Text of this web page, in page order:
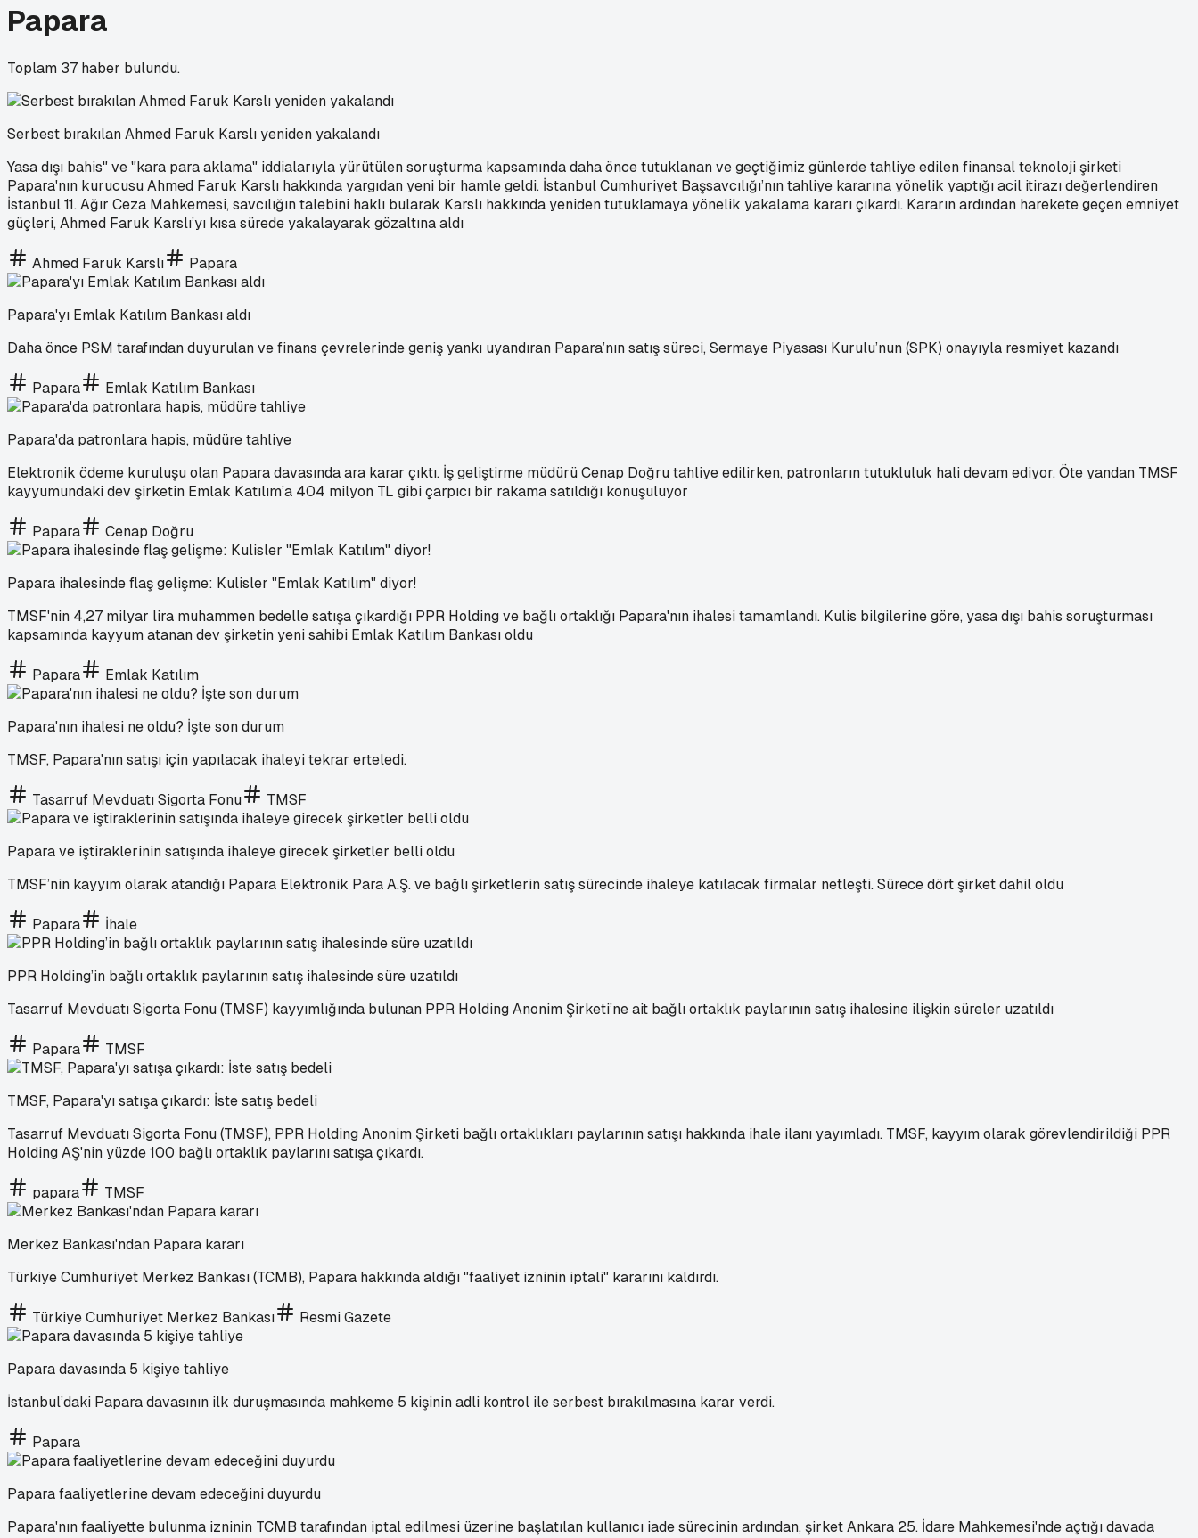
Papara
Toplam 37 haber bulundu.
Serbest bırakılan Ahmed Faruk Karslı yeniden yakalandı
Yasa dışı bahis" ve "kara para aklama" iddialarıyla yürütülen soruşturma kapsamında daha önce tutuklanan ve geçtiğimiz günlerde tahliye edilen finansal teknoloji şirketi
Papara'nın kurucusu Ahmed Faruk Karslı hakkında yargıdan yeni bir hamle geldi. İstanbul Cumhuriyet Başsavcılığı’nın tahliye kararına yönelik yaptığı acil itirazı değerlendiren
İstanbul 11. Ağır Ceza Mahkemesi, savcılığın talebini haklı bularak Karslı hakkında yeniden tutuklamaya yönelik yakalama kararı çıkardı. Kararın ardından harekete geçen emniyet
güçleri, Ahmed Faruk Karslı’yı kısa sürede yakalayarak gözaltına aldı
Ahmed Faruk Karslı Papara
Papara'yı Emlak Katılım Bankası aldı
Daha önce PSM tarafından duyurulan ve finans çevrelerinde geniş yankı uyandıran Papara’nın satış süreci, Sermaye Piyasası Kurulu’nun (SPK) onayıyla resmiyet kazandı
Papara Emlak Katılım Bankası
Papara'da patronlara hapis, müdüre tahliye
Elektronik ödeme kuruluşu olan Papara davasında ara karar çıktı. İş geliştirme müdürü Cenap Doğru tahliye edilirken, patronların tutukluluk hali devam ediyor. Öte yandan TMSF
kayyumundaki dev şirketin Emlak Katılım’a 404 milyon TL gibi çarpıcı bir rakama satıldığı konuşuluyor
Papara Cenap Doğru
Papara ihalesinde flaş gelişme: Kulisler "Emlak Katılım" diyor!
TMSF'nin 4,27 milyar lira muhammen bedelle satışa çıkardığı PPR Holding ve bağlı ortaklığı Papara'nın ihalesi tamamlandı. Kulis bilgilerine göre, yasa dışı bahis soruşturması
kapsamında kayyum atanan dev şirketin yeni sahibi Emlak Katılım Bankası oldu
Papara Emlak Katılım
Papara'nın ihalesi ne oldu? İşte son durum
TMSF, Papara'nın satışı için yapılacak ihaleyi tekrar erteledi.
Tasarruf Mevduatı Sigorta Fonu TMSF
Papara ve iştiraklerinin satışında ihaleye girecek şirketler belli oldu
TMSF’nin kayyım olarak atandığı Papara Elektronik Para A.Ş. ve bağlı şirketlerin satış sürecinde ihaleye katılacak firmalar netleşti. Sürece dört şirket dahil oldu
Papara İhale
PPR Holding’in bağlı ortaklık paylarının satış ihalesinde süre uzatıldı
Tasarruf Mevduatı Sigorta Fonu (TMSF) kayyımlığında bulunan PPR Holding Anonim Şirketi’ne ait bağlı ortaklık paylarının satış ihalesine ilişkin süreler uzatıldı
Papara TMSF
TMSF, Papara'yı satışa çıkardı: İste satış bedeli
Tasarruf Mevduatı Sigorta Fonu (TMSF), PPR Holding Anonim Şirketi bağlı ortaklıkları paylarının satışı hakkında ihale ilanı yayımladı. TMSF, kayyım olarak görevlendirildiği PPR
Holding AŞ'nin yüzde 100 bağlı ortaklık paylarını satışa çıkardı.
papara TMSF
Merkez Bankası'ndan Papara kararı
Türkiye Cumhuriyet Merkez Bankası (TCMB), Papara hakkında aldığı "faaliyet izninin iptali" kararını kaldırdı.
Türkiye Cumhuriyet Merkez Bankası Resmi Gazete
Papara davasında 5 kişiye tahliye
İstanbul’daki Papara davasının ilk duruşmasında mahkeme 5 kişinin adli kontrol ile serbest bırakılmasına karar verdi.
Papara
Papara faaliyetlerine devam edeceğini duyurdu
Papara'nın faaliyette bulunma izninin TCMB tarafından iptal edilmesi üzerine başlatılan kullanıcı iade sürecinin ardından, şirket Ankara 25. İdare Mahkemesi'nde açtığı davada